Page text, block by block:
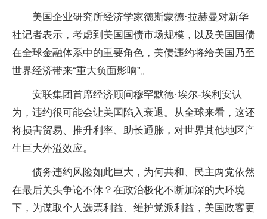
美国企业研究所经济学家德斯蒙德·拉赫曼对新华
社记者表示，考虑到美国国债市场规模，以及美国国债
在全球金融体系中的重要角色，美债违约将给美国乃至
世界经济带来“重大负面影响”。
安联集团首席经济顾问穆罕默德·埃尔-埃利安认
为，违约很可能会让美国陷入衰退。从全球来看，这还
将损害贸易、推升利率、助长通胀，对世界其他地区产
生巨大外溢效应。
债务违约风险如此巨大，为何共和、民主两党依然
在最后关头争论不休？在政治极化不断加深的大环境
下，为谋取个人选票利益、维护党派利益，美国政客更